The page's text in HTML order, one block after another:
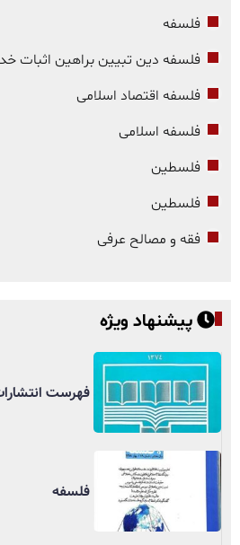
فلسفه
فلسفه دین تبیین براهین اثبات
فلسفه اقتصاد اسلامی
فلسفه اسلامی
فلسطین
فلسطین
فقه و مصالح عرفی
پیشنهاد ویژه
فهرست
فلسفه